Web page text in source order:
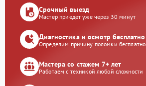
Срочный выезд
Мастер приедет уже через 30 минут
Диагностика и осмотр бесплатно
Определим причину поломки бесплатно
Мастера со стажем 7+ лет
Работаем с техникой любой сложности